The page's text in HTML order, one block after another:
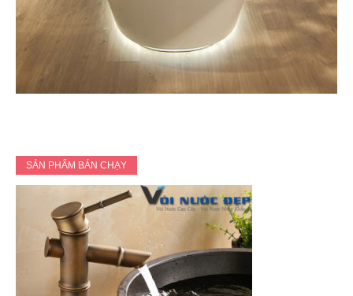
SẢN PHẨM BÁN CHẠY